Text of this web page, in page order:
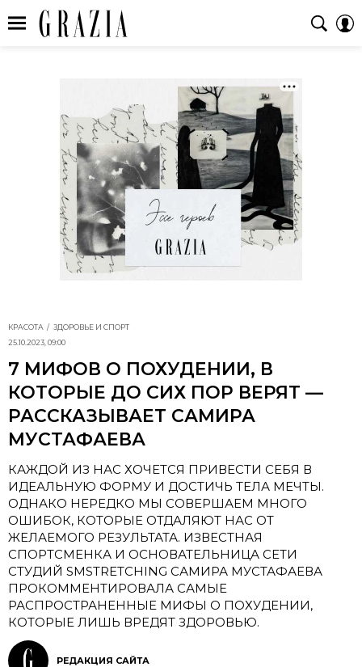
КРАСОТА
ЗДОРОВЬЕ И СПОРТ
25.10.2023, 09:00
7 МИФОВ О ПОХУДЕНИИ, В
КОТОРЫЕ ДО СИХ ПОР ВЕРЯТ —
РАССКАЗЫВАЕТ САМИРА
МУСТАФАЕВА
КАЖДОЙ ИЗ НАС ХОЧЕТСЯ ПРИВЕСТИ СЕБЯ В
ИДЕАЛЬНУЮ ФОРМУ И ДОСТИЧЬ ТЕЛА МЕЧТЫ.
ОДНАКО НЕРЕДКО МЫ СОВЕРШАЕМ МНОГО
ОШИБОК, КОТОРЫЕ ОТДАЛЯЮТ НАС ОТ
ЖЕЛАЕМОГО РЕЗУЛЬТАТА. ИЗВЕСТНАЯ
CПОРТСМЕНКА И ОСНОВАТЕЛЬНИЦА СЕТИ
СТУДИЙ SMSTRETCHING САМИРА МУСТАФАЕВА
ПРОКОММЕНТИРОВАЛА САМЫЕ
РАСПРОСТРАНЕННЫЕ МИФЫ О ПОХУДЕНИИ,
КОТОРЫЕ ЛИШЬ ВРЕДЯТ ЗДОРОВЬЮ.
РЕДАКЦИЯ САЙТА